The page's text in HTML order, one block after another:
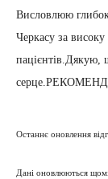
Висловлюю
Черкасу за
пацієнтів.Дякую,
Останнє оновлення
Дані оновлюються